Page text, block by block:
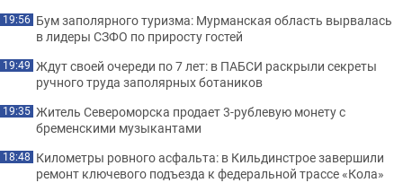
19:56 Бум заполярного туризма: Мурманская область вырвалась
в лидеры СЗФО по приросту гостей
19:49 Ждут своей очереди по 7 лет: в ПАБСИ раскрыли секреты
ручного труда заполярных ботаников
19:35 Житель Североморска продает 3-рублевую монету с
бременскими музыкантами
18:48 Километры ровного асфальта: в Кильдинстрое завершили
ремонт ключевого подъезда к федеральной трассе «Кола»